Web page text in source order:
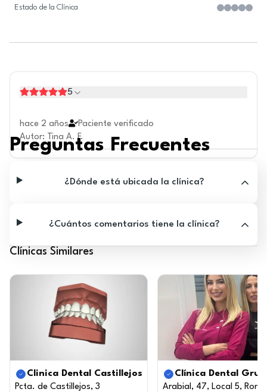
Estado de la Clínica
5
hace 2 años
Paciente verificado
Autor: Tina A. F.
Preguntas Frecuentes
¿Dónde está ubicada la clínica?
¿Cuántos comentarios tiene la clínica?
Clínicas Similares
Clinica Dental Castillejos
Pcta. de Castillejos, 3
Clínica Dental
Arabial, 47, Local 5,